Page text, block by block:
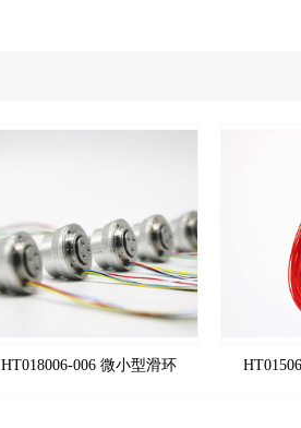
HT018006-006 微小型滑环